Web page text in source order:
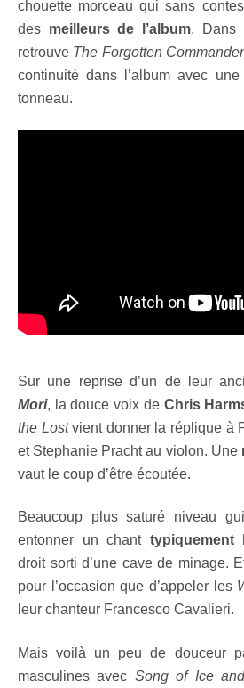
chouette morceau qui sans
des meilleurs de l’album. Dans
retrouve The Forgotten
continuité dans l’album avec
tonneau.
Sur une reprise d’un de leur
Mori, la douce voix deChris
the Lostvient donner la réplique à
et Stephanie Pracht au violon. Une
vaut le coup d’être écoutée.
Beaucoup plus saturé niveau
entonner un chant typiquement
droit sorti d’une cave de minage.
pour l’occasion que d’appeler les
leur chanteur Francesco Cavalieri.
Mais voilà un peu de douceur
masculines avec Song of Ice